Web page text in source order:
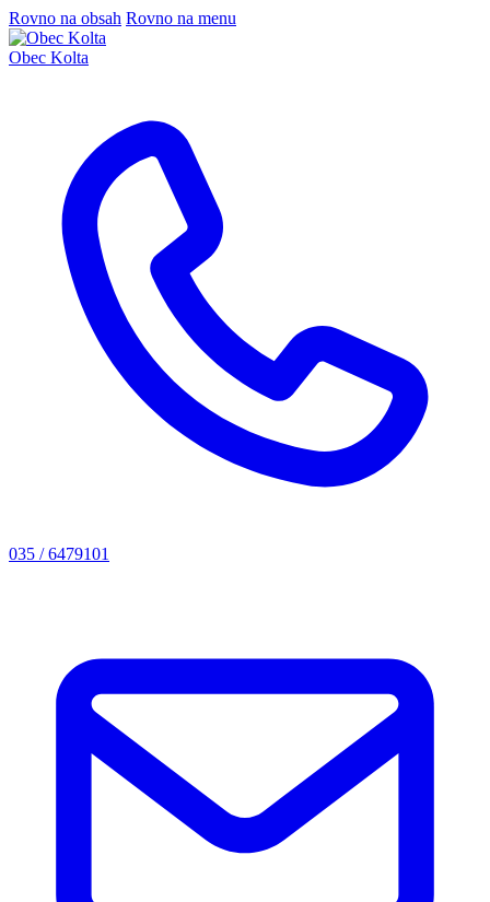
Rovno na obsah Rovno na menu
Obec Kolta
035 / 6479101